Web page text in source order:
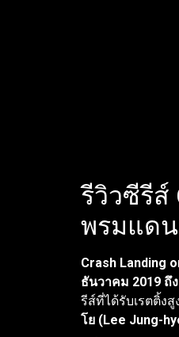
รีวิวซีรีส์
พรมแด
Crash Landing
ธันวาคม 2019 ถึ
รีส์ที่ได้รับเรตติ้ง
โย (Lee Jung-